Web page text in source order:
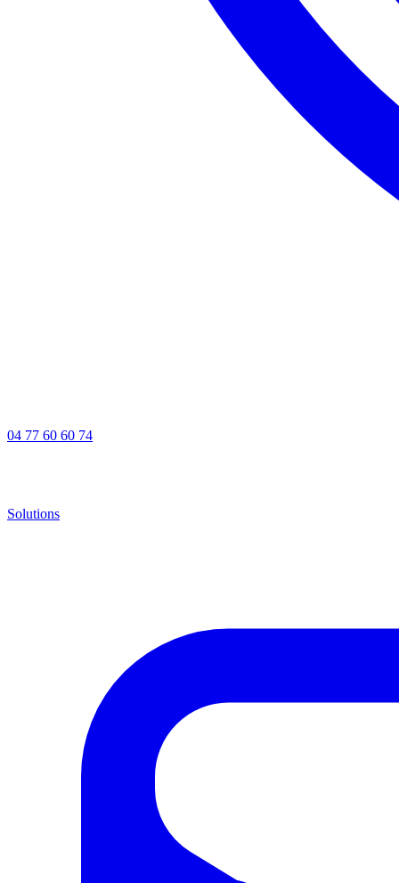
04 77 60 60 74
Solutions